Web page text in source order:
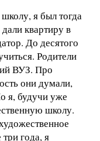
я был тогда
квартиру в
До десятого
Родители
ВУЗ. Про
они думали,
я, будучи уже
школу.
года, я